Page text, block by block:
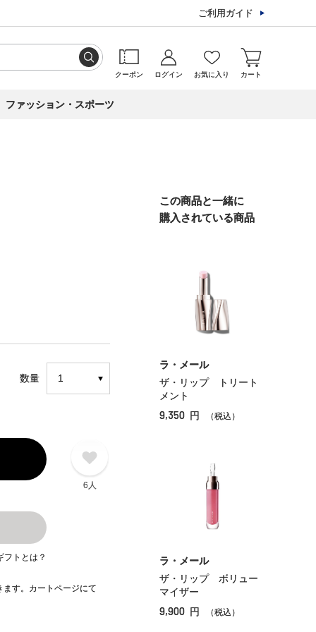
ご利用ガイド
クーポン ログイン お気に入り カート
ファッション・スポーツ
数量
6人
フトとは？
す。カートページにて
この商品と一緒に
購入されている商品
ラ・メール
ザ・リップ トリート
メント
9,350 円 （税込）
ラ・メール
ザ・リップ ボリュー
マイザー
9,900 円 （税込）